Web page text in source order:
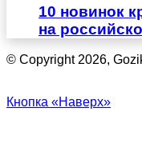
10 новинок
на
© Copyright 2026,
Кнопка «Наверх»